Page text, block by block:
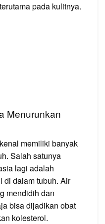
pada kulitnya.
Menurunkan
memiliki banyak
Salah satunya
lagi adalah
di dalam tubuh. Air
mendidih dan
bisa dijadikan obat
kolesterol.